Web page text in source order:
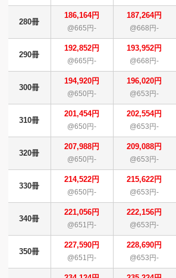
280冊
186,164円
@665円-
187,264円
@668円-
290冊
192,852円
@665円-
193,952円
@668円-
300冊
194,920円
@650円-
196,020円
@653円-
310冊
201,454円
@650円-
202,554円
@653円-
320冊
207,988円
@650円-
209,088円
@653円-
330冊
214,522円
@650円-
215,622円
@653円-
340冊
221,056円
@651円-
222,156円
@653円-
350冊
227,590円
@651円-
228,690円
@653円-